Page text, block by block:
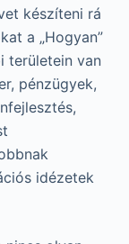
készíteni rá
a „Hogyan”
területein van
pénzügyek,
idézetek